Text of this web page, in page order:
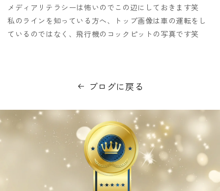
メディアリテラシーは怖いのでこの辺にしておきます笑
私のラインを知っている方へ、トップ画像は車の運転をし
ているのではなく、飛行機のコックピットの写真です笑
ブログに戻る